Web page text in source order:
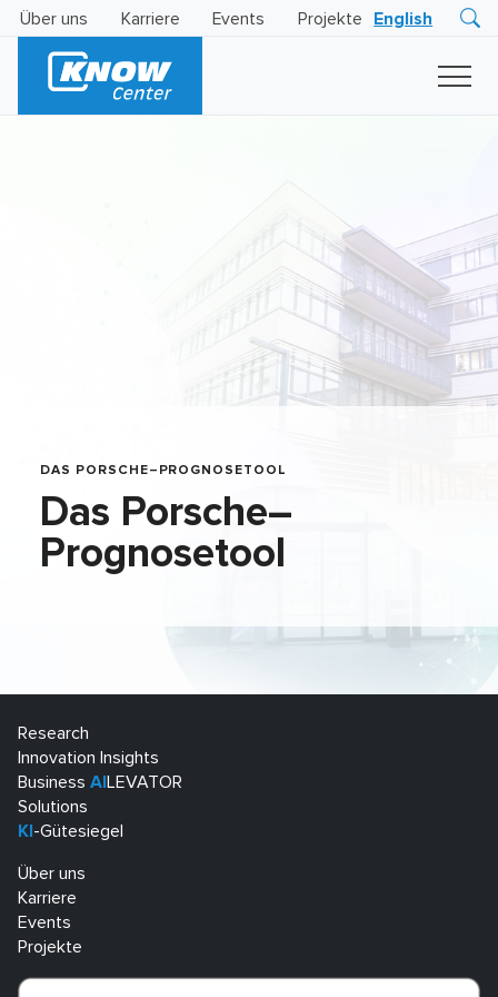
Über uns Karriere Events Projekte English
Solutions
-
Gütesiegel
DAS PORSCHE–PROGNOSETOOL
Das Porsche–
Prognosetool
Research
Innovation Insights
Business AI LEVATOR
Solutions
KI -Gütesiegel
Über uns
Karriere
Events
Projekte